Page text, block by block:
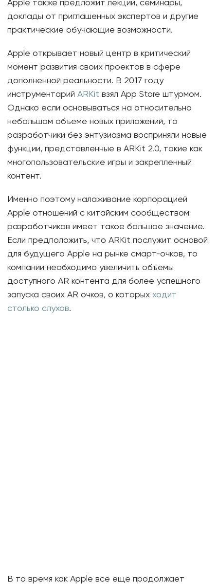
Apple также предложит лекции, семинары,
доклады от приглашенных экспертов и другие
практические обучающие возможности.
Apple открывает новый центр в критический
момент развития своих проектов в сфере
дополненной реальности. В 2017 году
инструментарий ARKit взял App Store штурмом.
Однако если основываться на относительно
небольшом объеме новых приложений, то
разработчики без энтузиазма восприняли новые
функции, представленные в ARKit 2.0, такие как
многопользовательские игры и закрепленный
контент.
Именно поэтому налаживание корпорацией
Apple отношений с китайским сообществом
разработчиков имеет такое большое значение.
Если предположить, что ARKit послужит основой
для будущего Apple на рынке смарт-очков, то
компании необходимо увеличить объемы
доступного AR контента для более успешного
запуска своих AR очков, о которых ходит
столько слухов.
В то время как Apple всё ещё продолжает